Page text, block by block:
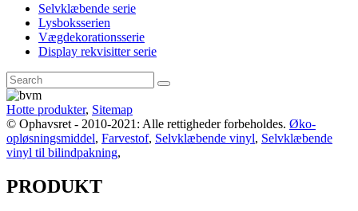
Selvklæbende serie
Lysboksserien
Vægdekorationsserie
Display rekvisitter serie
Hotte produkter, Sitemap
© Ophavsret - 2010-2021: Alle rettigheder forbeholdes. Øko-
opløsningsmiddel, Farvestof, Selvklæbende vinyl, Selvklæbende
vinyl til bilindpakning,
PRODUKT